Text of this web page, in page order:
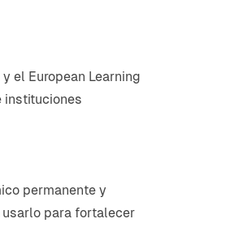
el European Learning
instituciones
permanente y
usarlo para fortalecer